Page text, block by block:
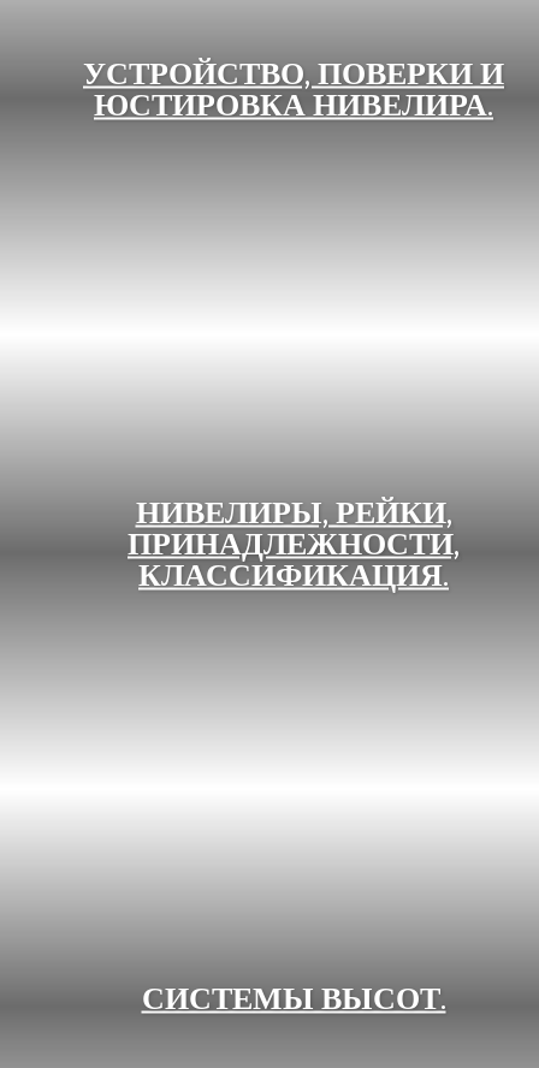
УСТРОЙСТВО, ПОВЕРКИ И
ЮСТИРОВКА НИВЕЛИРА.
НИВЕЛИРЫ, РЕЙКИ,
ПРИНАДЛЕЖНОСТИ,
КЛАССИФИКАЦИЯ.
СИСТЕМЫ ВЫСОТ.